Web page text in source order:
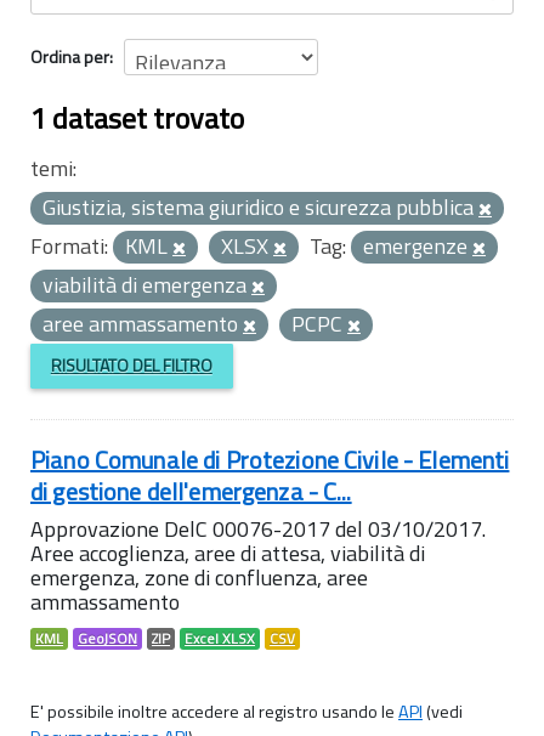
Ordina per
1 dataset trovato
temi:
Giustizia, sistema giuridico e sicurezza pubblica
Formati: KML XLSX Tag: emergenze
viabilità di emergenza
aree ammassamento
PCPC
RISULTATO DEL FILTRO
Piano Comunale di Protezione Civile - Elementi
di gestione dell'emergenza - C...
Approvazione DelC 00076-2017 del 03/10/2017.
Aree accoglienza, aree di attesa, viabilità di
emergenza, zone di confluenza, aree
ammassamento
KML GeoJSON ZIP Excel XLSX CSV
E' possibile inoltre accedere al registro usando leAPI(vedi